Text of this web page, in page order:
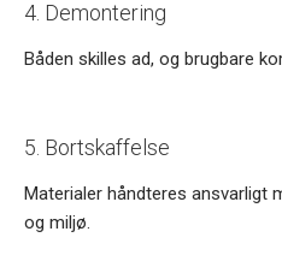
4. Demontering
Båden skilles ad, og brugbare
5. Bortskaffelse
Materialer håndteres ansvarligt
og miljø.